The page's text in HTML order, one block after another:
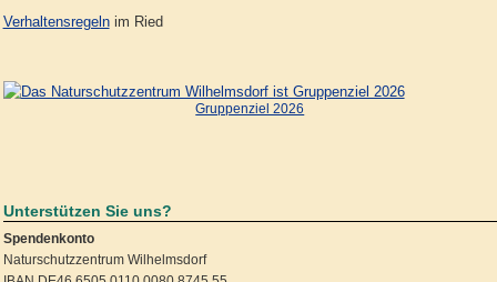
Verhaltensregelnim Ried
Gruppenziel 2026
Unterstützen Sie uns?
Spendenkonto
Naturschutzzentrum Wilhelmsdorf